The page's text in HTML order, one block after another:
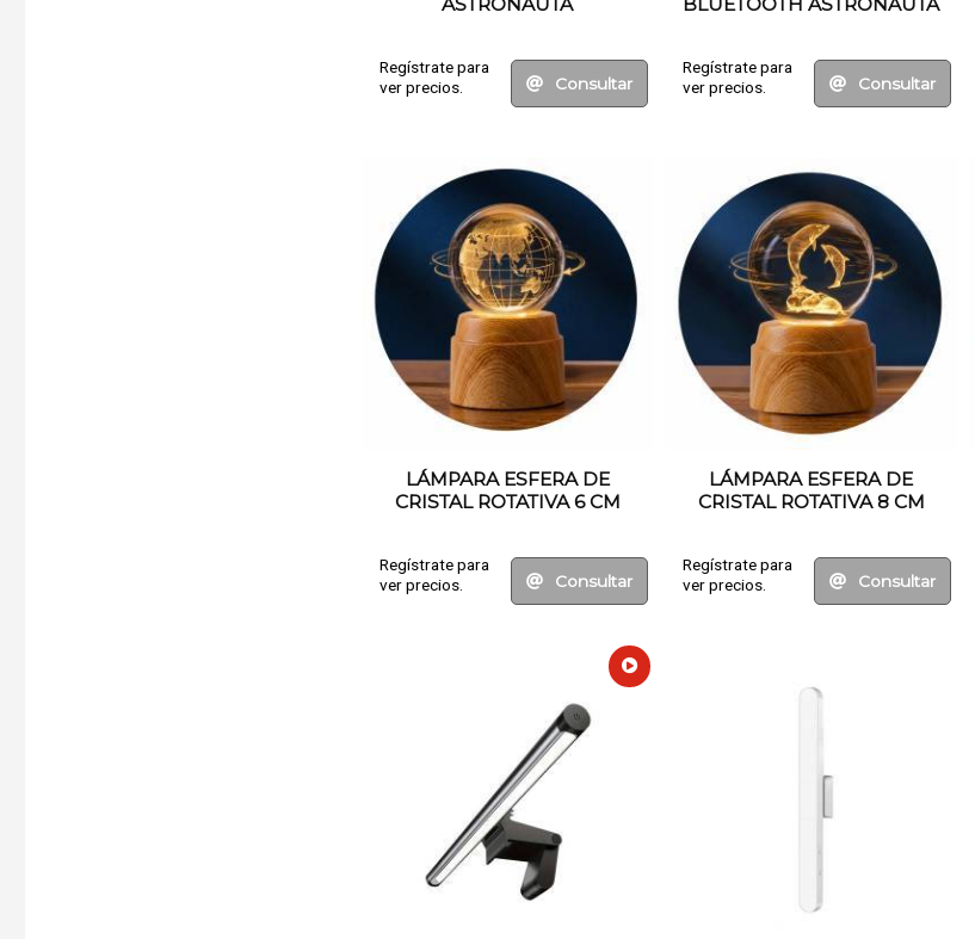
Regístrate para
ver precios.
Consultar
Regístrate para
ver precios.
Consultar
LÁMPARA ESFERA DE
CRISTAL ROTATIVA 6 CM
Regístrate para
ver precios.
Consultar
LÁMPARA ESFERA DE
CRISTAL ROTATIVA 8 CM
Regístrate para
ver precios.
Consultar